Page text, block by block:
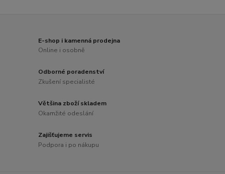
E-shop i kamenná prodejna
Online i osobně
Odborné poradenství
Zkušení specialisté
Většina zboží skladem
Okamžité odeslání
Zajišťujeme servis
Podpora i po nákupu